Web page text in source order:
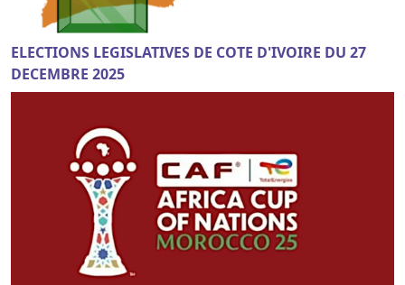
ELECTIONS LEGISLATIVES DE COTE D'IVOIRE DU 27
DECEMBRE 2025